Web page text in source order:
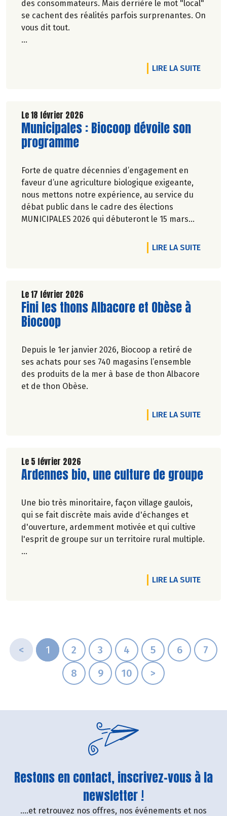
des consommateurs. Mais derrière le mot "local"
se cachent des réalités parfois surprenantes. On
vous dit tout.
LIRE LA SUITEDE
Le 18 février 2026
Lire la suite de l'article
Municipales : Biocoop dévoile son
programme
Forte de quatre décennies d’engagement en
faveur d’une agriculture biologique exigeante,
nous mettons notre expérience, au service du
débat public dans le cadre des élections
MUNICIPALES 2026 qui débuteront le 15 mars
transition écologique et alimentaire durable.
LIRE LA SUITEDE
Le 17 février 2026
Lire la suite de l'article
Fini les thons Albacore et Obèse à
Biocoop
Depuis le 1er janvier 2026, Biocoop a retiré de
ses achats pour ses 740 magasins l’ensemble
des produits de la mer à base de thon Albacore
et de thon Obèse.
LIRE LA SUITEDE
Le 5 février 2026
Lire la suite de l'article
Ardennes bio, une culture de groupe
Une bio très minoritaire, façon village gaulois,
qui se fait discrète mais avide d'échanges et
d'ouverture, ardemment motivée et qui cultive
l'esprit de groupe sur un territoire rural multiple.
LIRE LA SUITEDE
< 1 2 3 4 5 6
7
8
9 10 >
Restons en contact, inscrivez-vous à la
newsletter !
....et retrouvez nos offres, nos événements et nos